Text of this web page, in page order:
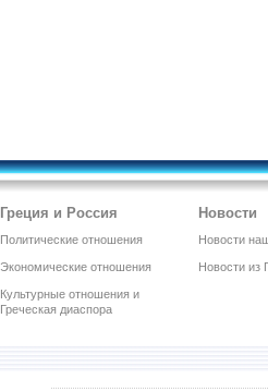
Греция и Россия
Политические отношения
Экономические отношения
Культурные отношения и
Греческая диаспора
Новости
Новости
Новости из